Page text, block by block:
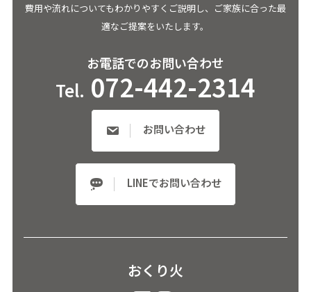
費用や流れについてもわかりやすくご説明し、ご家族に合った最
適なご提案をいたします。
お電話でのお問い合わせ
Tel. 072-442-2314
お問い合わせ
LINEでお問い合わせ
おくり火